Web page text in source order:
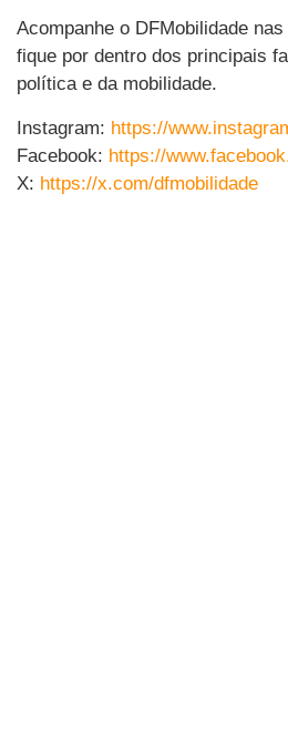
Acompanhe o DFMobilidade
fique por dentro dos principais
política e da mobilidade.
Instagram: https://
Facebook: https://
X: https://x.com/dfmobilidade